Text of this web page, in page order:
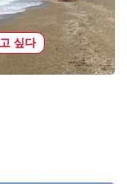
싶다